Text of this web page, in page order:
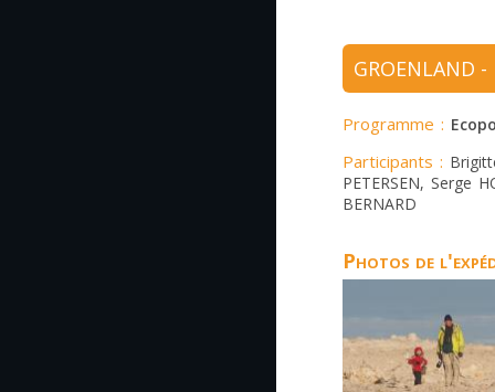
GROENLAND
Programme :
Participants :
PETERSEN, Serge
BERNARD
Photos de